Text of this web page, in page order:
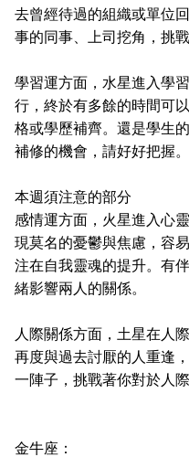
去曾經待過的組織或單位
事的同事、上司挖角，挑
學習運方面，水星進入學
行，終於有多餘的時間可
格或學歷補齊。還是學生
補修的機會，請好好把握。
本週須注意的部分
感情運方面，火星進入心
現莫名的憂鬱與焦慮，容
注在自我靈魂的提升。有
緒影響兩人的關係。
人際關係方面，土星在人
再度與過去討厭的人重逢
一陣子，挑戰著你對於人
金牛座：